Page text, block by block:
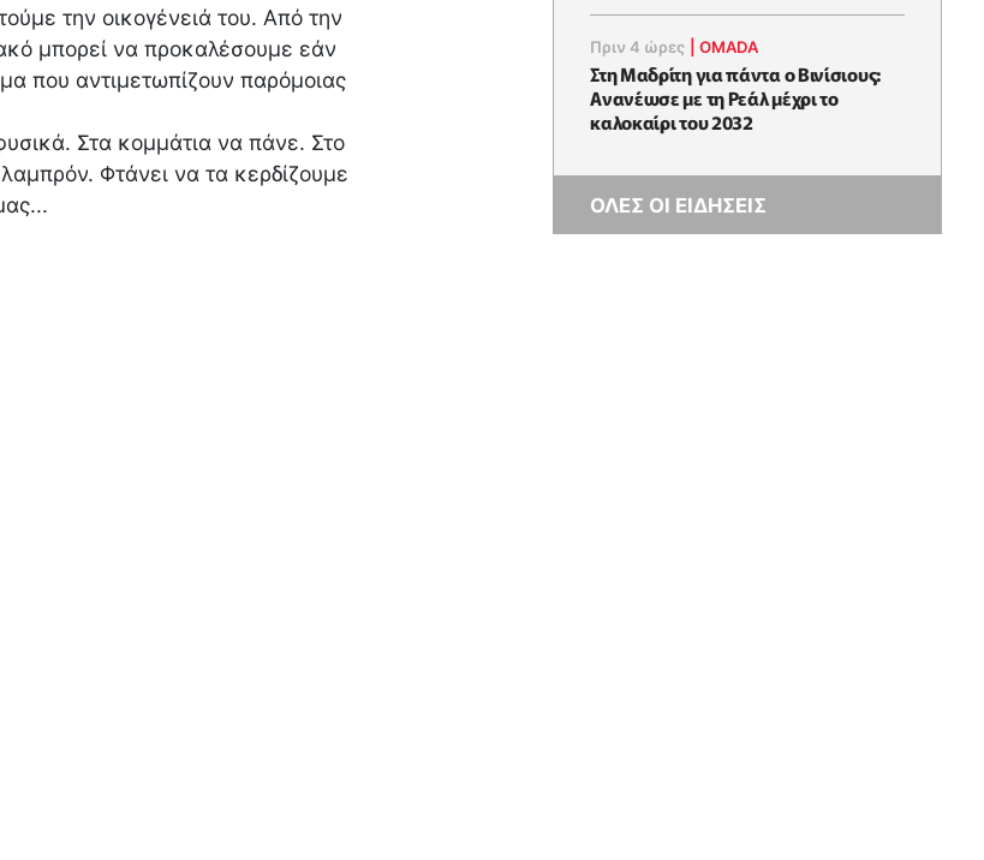
την οικογένειά του. Από την
μπορεί να προκαλέσουμε εάν
που αντιμετωπίζουν παρόμοιας
Στα κομμάτια να πάνε. Στο
Φτάνει να τα κερδίζουμε
Πριν 4 ώρες |OMADA
Στη Μαδρίτη για πάντα ο Βινίσιους:
Ανανέωσε με τη Ρεάλ μέχρι το
καλοκαίρι του 2032
ΟΛΕΣ ΟΙ ΕΙΔΗΣΕΙΣ